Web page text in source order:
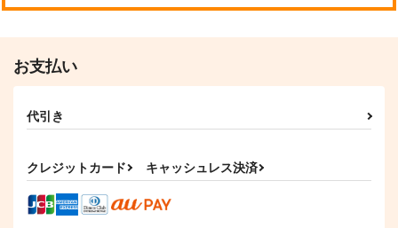
サンプル サンプル
追懐くゆる
青の天衣
お支払い
代引き
クレジットカード キャッシュレス決済